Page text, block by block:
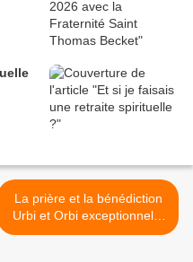
La prière et la bénédiction
Urbi et Orbi exceptionnelle
du pape François, Vendredi